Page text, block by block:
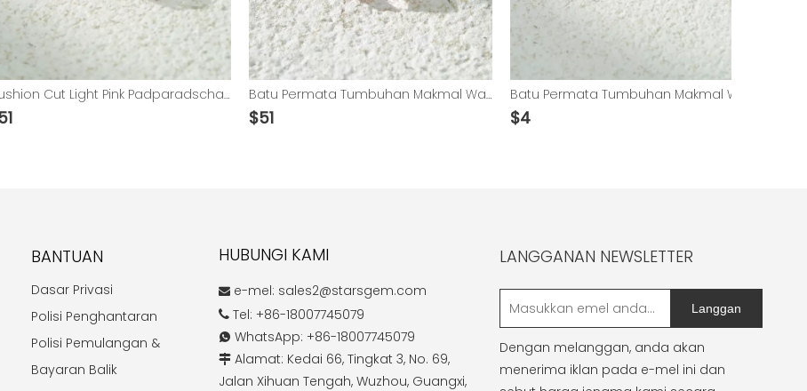
Cushion Cut Light Pink Padparadscha Color Lab Grown Gemstones Batu Permata Tumbuhan Makmal Warna Pink Padparadscha Potongan Kusyen Panjang Batu Permata Tumbuhan Makmal Warna Pink Padparadscha Potongan Cemerlang Bulat
BANTUAN
Dasar Privasi
Polisi Penghantaran
Polisi Pemulangan &
Bayaran Balik
HUBUNGI KAMI
e-mel: sales2@starsgem.com
Tel: +86-18007745079
 WhatsApp: +86-18007745079
Alamat: Kedai 66, Tingkat 3, No. 69,
Jalan Xihuan Tengah, Wuzhou, Guangxi,
LANGGANAN NEWSLETTER
Langgan
Dengan melanggan, anda akan
menerima iklan pada e-mel ini dan